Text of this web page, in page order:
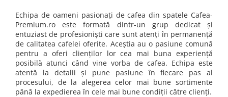
Echipa de oameni pasionați de cafea din spatele Cafea-
Premium.ro este formată dintr-un grup dedicat și
entuziast de profesioniști care sunt atenți în permanență
de calitatea cafelei oferite. Aceștia au o pasiune comună
pentru a oferi clienților lor cea mai buna experiență
posibilă atunci când vine vorba de cafea. Echipa este
atentă la detalii și pune pasiune în fiecare pas al
procesului, de la alegerea celor mai bune sortimente
până la expedierea în cele mai bune condiții către clienți.